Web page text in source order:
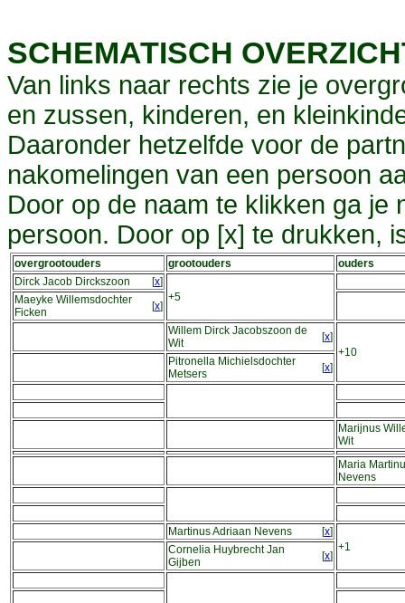
SCHEMATISCH
Van links naar rechts zie je
en zussen, kinderen, en
Daaronder hetzelfde voor de
nakomelingen van een persoon
Door op de naam te klikken ga je
persoon. Door op [x] te drukken,
overgrootouders grootouders
ouders
Dirck Jacob Dirckszoon
[x]
+5
Maeyke Willemsdochter
Ficken
[x]
Willem Dirck Jacobszoon de
Wit
[x]
+10
Pitronella Michielsdochter
Metsers
[x]
Marijnus
Wit
Maria
Nevens
Martinus Adriaan Nevens [x]
+1
Cornelia Huybrecht Jan
Gijben
[x]